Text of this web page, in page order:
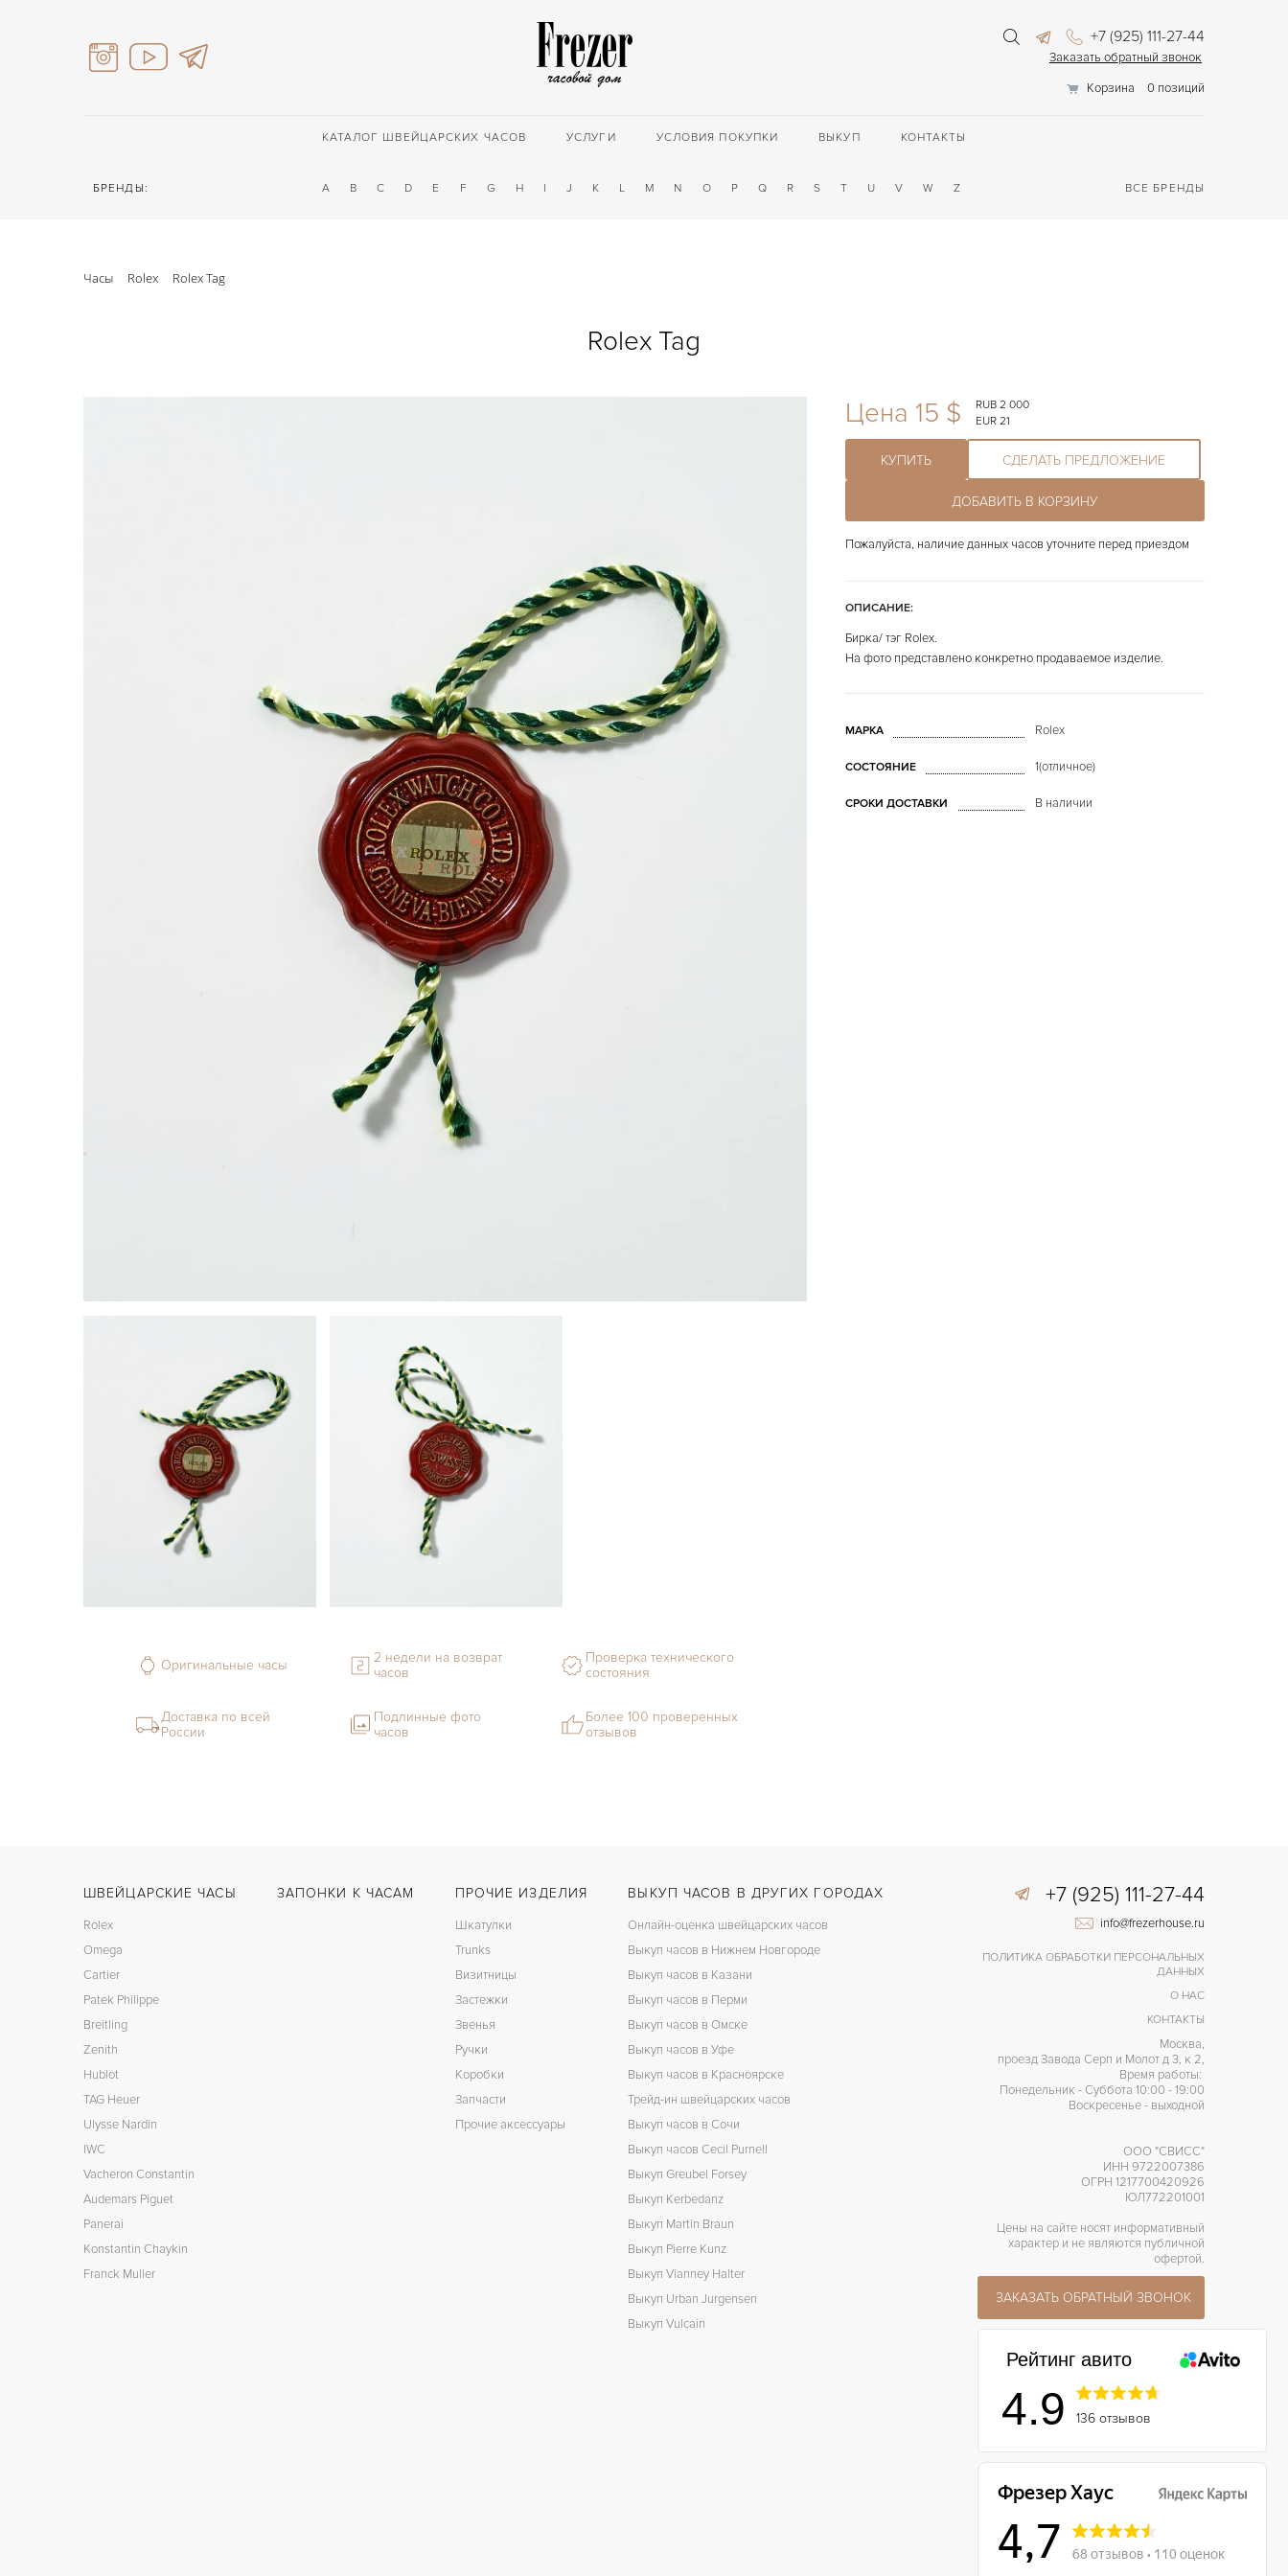
+7 (925) 111-27-44
Заказать обратный звонок
Корзина
0 позиций
КАТАЛОГ ШВЕЙЦАРСКИХ ЧАСОВ УСЛУГИ УСЛОВИЯ ПОКУПКИ ВЫКУП КОНТАКТЫ
БРЕНДЫ: A B C D E F G H I J K L M N O P Q R S T U V W Z ВСЕ БРЕНДЫ
Часы Rolex Rolex Tag
Rolex Tag
Цена 15 $
RUB 2 000
EUR 21
КУПИТЬ СДЕЛАТЬ ПРЕДЛОЖЕНИЕ
ДОБАВИТЬ В КОРЗИНУ
Пожалуйста, наличие данных часов уточните перед приездом
ОПИСАНИЕ:
Бирка/ тэг Rolex.
На фото представлено конкретно продаваемое изделие.
МАРКА Rolex
СОСТОЯНИЕ 1(отличное)
СРОКИ ДОСТАВКИ В наличии
Оригинальные часы
2 недели на возврат
часов
Проверка технического
состояния
Доставка по всей
России
Подлинные фото
часов
Более 100 проверенных
отзывов
ШВЕЙЦАРСКИЕ ЧАСЫ
Rolex
Omega
Cartier
Patek Philippe
Breitling
Zenith
Hublot
TAG Heuer
Ulysse Nardin
IWC
Vacheron Constantin
Audemars Piguet
Panerai
Konstantin Chaykin
Franck Muller
ЗАПОНКИ К ЧАСАМ ПРОЧИЕ ИЗДЕЛИЯ
Шкатулки
Trunks
Визитницы
Застежки
Звенья
Ручки
Коробки
Запчасти
Прочие аксессуары
ВЫКУП ЧАСОВ В ДРУГИХ ГОРОДАХ
Онлайн-оценка швейцарских часов
Выкуп часов в Нижнем Новгороде
Выкуп часов в Казани
Выкуп часов в Перми
Выкуп часов в Омске
Выкуп часов в Уфе
Выкуп часов в Красноярске
Трейд-ин швейцарских часов
Выкуп часов в Сочи
Выкуп часов Cecil Purnell
Выкуп Greubel Forsey
Выкуп Kerbedanz
Выкуп Martin Braun
Выкуп Pierre Kunz
Выкуп Vianney Halter
Выкуп Urban Jurgensen
Выкуп Vulcain
+7 (925) 111-27-44
info@frezerhouse.ru
ПОЛИТИКА ОБРАБОТКИ ПЕРСОНАЛЬНЫХ
ДАННЫХ
О НАС
КОНТАКТЫ
Москва,
проезд Завода Серп и Молот д 3, к 2,
Время работы:
Понедельник - Суббота 10:00 - 19:00
Воскресенье - выходной
ООО "СВИСС"
ИНН 9722007386
ОГРН 1217700420926
ЮЛ772201001
Цены на сайте носят информативный
характер и не являются публичной
офертой.
ЗАКАЗАТЬ ОБРАТНЫЙ ЗВОНОК
Рейтинг авито
4.9 136 отзывов